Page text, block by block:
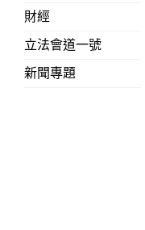
財經
立法會道一號
新聞專題